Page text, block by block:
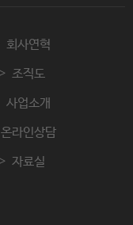
회사연혁
조직도
사업소개
온라인상담
자료실